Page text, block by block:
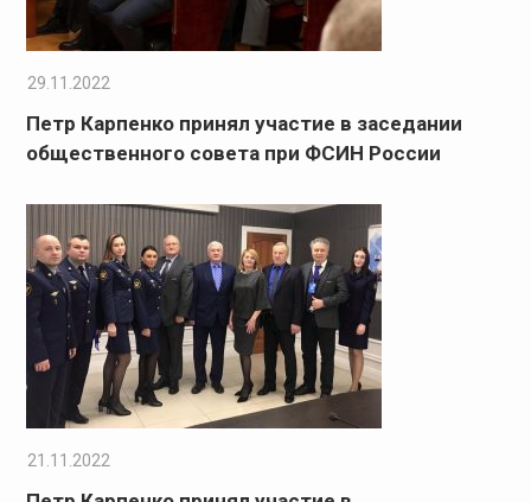
29.11.2022
Петр Карпенко принял участие в заседании
общественного совета при ФСИН России
21.11.2022